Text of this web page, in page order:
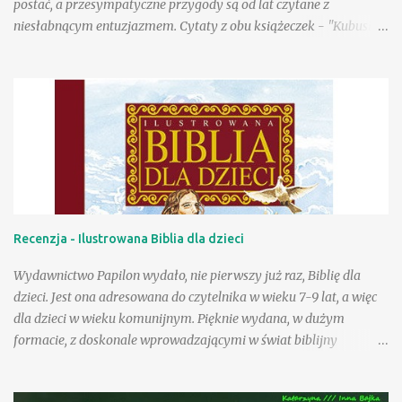
postać, a przesympatyczne przygody są od lat czytane z
niesłabnącym entuzjazmem. Cytaty z obu książeczek - "Kubusia
filmów pełnometrażowych, zagościł na przeróżnych gadżetach,
ubraniach, przyborach szkolnych. Tu na ogół wykorzystywany
jest jego wizerunek stworzony w wytwórni Walta Disneya.
Poczciwy, okrąglutki miś w czerwonej koszulce przyciąga przed
odbiorniki rzeszę wiernych małych fanów, a i dorośli chętnie
zerkają na jego przygody, w końcu to rzecz kultowa. Wydana
niedawno przez Egmont "Wielka księga opowieści" to
fantastyczna pozycja dla wielbicieli przygód Puchatka. W książce
same przygody to nowe teksty stworzone przez współczesnych
autorów ...
Recenzja - Ilustrowana Biblia dla dzieci
Wydawnictwo Papilon wydało, nie pierwszy już raz, Biblię dla
dzieci. Jest ona adresowana do czytelnika w wieku 7-9 lat, a więc
dla dzieci w wieku komunijnym. Pięknie wydana, w dużym
formacie, z doskonale wprowadzającymi w świat biblijny